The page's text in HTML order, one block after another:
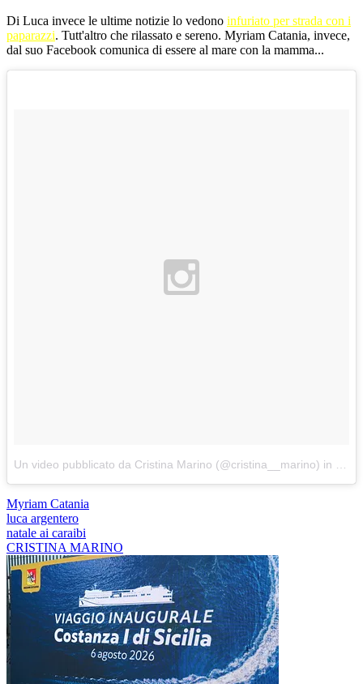
Di Luca invece le ultime notizie lo vedono infuriato per strada con i
paparazzi. Tutt'altro che rilassato e sereno. Myriam Catania, invece,
dal suo Facebook comunica di essere al mare con la mamma...
Un video pubblicato da Cristina Marino (@cristina__marino) in data:
Myriam Catania
luca argentero
natale ai caraibi
CRISTINA MARINO